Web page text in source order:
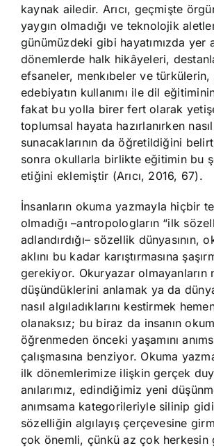
kaynak ailedir. Arıcı, geçmişte
yaygın olmadığı ve teknolojik
günümüzdeki gibi hayatımızda yer
dönemlerde halk hikâyeleri,
efsaneler, menkıbeler ve
edebiyatın kullanımı ile dil
fakat bu yolla birer fert olarak
toplumsal hayata hazırlanırken
sunacaklarının da öğretildiğini
sonra okullarla birlikte eğitimin bu
etiğini eklemiştir (Arıcı, 2016, 67).
İnsanların okuma yazmayla hiçbir
olmadığı –antropologların “ilk
adlandırdığı– sözellik dünyasının,
aklını bu kadar karıştırmasına
gerekiyor. Okuryazar olmayanların
düşündüklerini anlamak ya da
nasıl algıladıklarını kestirmek
olanaksız; bu biraz da insanın
öğrenmeden önceki yaşamını
çalışmasına benziyor. Okuma
ilk dönemlerimize ilişkin gerçek
anılarımız, edindiğimiz yeni
anımsama kategorileriyle silinip
sözelliğin algılayış çerçevesine
çok önemli, çünkü az çok herkesin